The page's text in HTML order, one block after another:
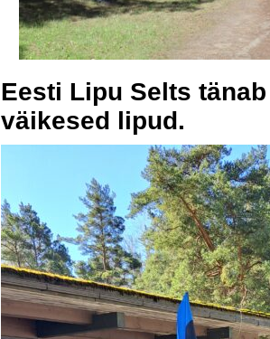
Eesti Lipu Selts
väikesed lipud.